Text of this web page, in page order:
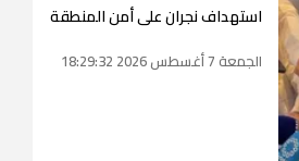
استهداف نجران على أمن المنطقة
الجمعة 7 أغسطس 2026 18:29:32